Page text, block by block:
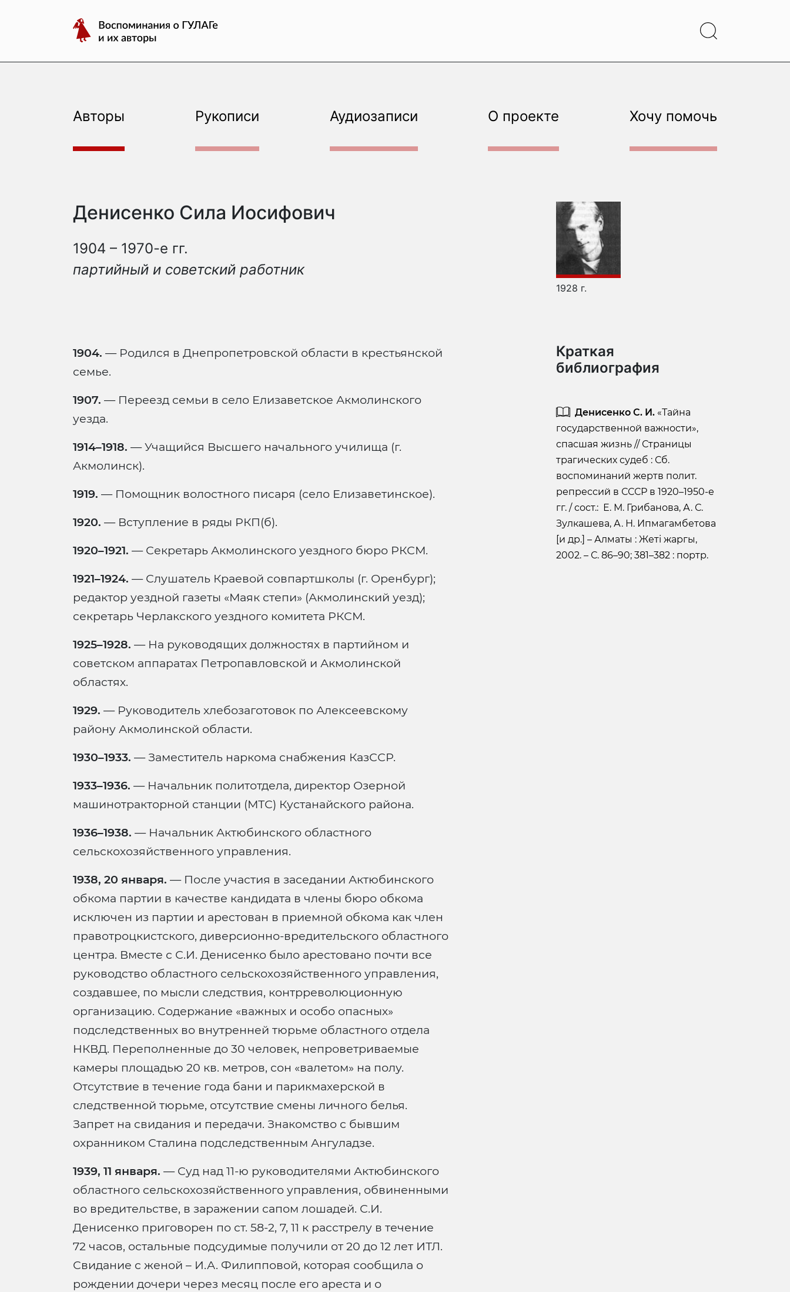
Воспоминания
о
и
Авторы Рукописи Аудиозаписи О проекте Хочу помочь
Денисенко Сила Иосифович
1904 – 1970-е гг.
партийный и советский работник
1928 г.
1904. — Родился в Днепропетровской области в крестьянской
семье.
1907. — Переезд семьи в село Елизаветское Акмолинского
уезда.
1914–1918. — Учащийся Высшего начального училища (г.
Акмолинск).
1919. — Помощник волостного писаря (село Елизаветинское).
1920. — Вступление в ряды РКП(б).
1920–1921. — Секретарь Акмолинского уездного бюро РКСМ.
1921–1924. — Слушатель Краевой совпартшколы (г. Оренбург);
редактор уездной газеты «Маяк степи» (Акмолинский уезд);
секретарь Черлакского уездного комитета РКСМ.
1925–1928. — На руководящих должностях в партийном и
советском аппаратах Петропавловской и Акмолинской
областях.
1929. — Руководитель хлебозаготовок по Алексеевскому
району Акмолинской области.
1930–1933. — Заместитель наркома снабжения КазССР.
1933–1936. — Начальник политотдела, директор Озерной
машинотракторной станции (МТС) Кустанайского района.
1936–1938. — Начальник Актюбинского областного
сельскохозяйственного управления.
1938, 20 января. — После участия в заседании Актюбинского
обкома партии в качестве кандидата в члены бюро обкома
исключен из партии и арестован в приемной обкома как член
правотроцкистского, диверсионно-вредительского областного
центра. Вместе с С.И. Денисенко было арестовано почти все
руководство областного сельскохозяйственного управления,
создавшее, по мысли следствия, контрреволюционную
организацию. Содержание «важных и особо опасных»
подследственных во внутренней тюрьме областного отдела
НКВД. Переполненные до 30 человек, непроветриваемые
камеры площадью 20 кв. метров, сон «валетом» на полу.
Отсутствие в течение года бани и парикмахерской в
следственной тюрьме, отсутствие смены личного белья.
Запрет на свидания и передачи. Знакомство с бывшим
охранником Сталина подследственным Ангуладзе.
1939, 11 января. — Суд над 11-ю руководителями Актюбинского
областного сельскохозяйственного управления, обвиненными
во вредительстве, в заражении сапом лошадей. С.И.
Денисенко приговорен по ст. 58-2, 7, 11 к расстрелу в течение
72 часов, остальные подсудимые получили от 20 до 12 лет ИТЛ.
Свидание с женой – И.А. Филипповой, которая сообщила о
рождении дочери через месяц после его ареста и о
Краткая
библиография
Денисенко С. И. «Тайна
государственной важности»,
спасшая жизнь // Страницы
трагических судеб : Сб.
воспоминаний жертв полит.
репрессий в СССР в 1920–1950-е
гг. / сост.: Е. М. Грибанова, А. С.
Зулкашева, А. Н. Ипмагамбетова
[и др.] – Алматы : Жетi жаргы,
2002. – С. 86–90; 381–382 : портр.